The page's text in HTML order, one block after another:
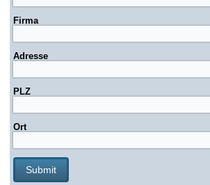
Firma
Adresse
PLZ
Ort